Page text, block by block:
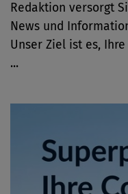
Redaktion versorgt
News und
Unser Ziel ist es,
...